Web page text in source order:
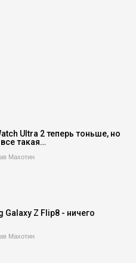
Ultra 2 теперь тоньше, но
такая…
Махотин
Galaxy Z Flip8 - ничего
Махотин